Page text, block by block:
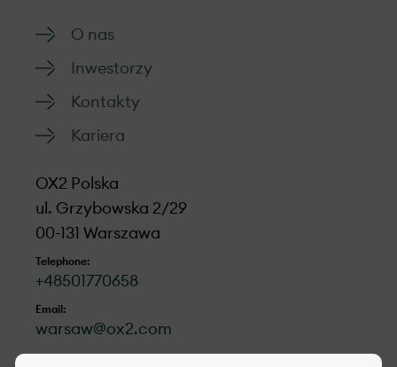
O nas
Inwestorzy
Kontakty
Kariera
OX2 Polska
ul. Grzybowska 2/29
00-131 Warszawa
Telephone:
+48501770658
Email:
warsaw@ox2.com